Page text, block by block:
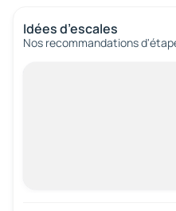
Idées d’escales
Nos recommandations